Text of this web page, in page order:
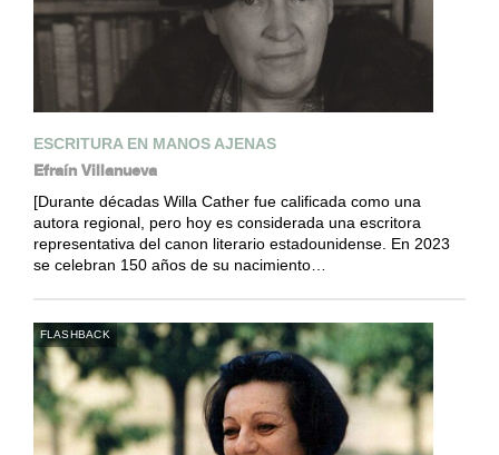
ESCRITURA EN MANOS AJENAS
Efraín Villanueva
[Durante décadas Willa Cather fue calificada como una
autora regional, pero hoy es considerada una escritora
representativa del canon literario estadounidense. En 2023
se celebran 150 años de su nacimiento…
FLASHBACK